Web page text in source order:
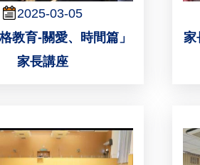
2025-03-05
教育-關愛、時間篇」
家長講座
家